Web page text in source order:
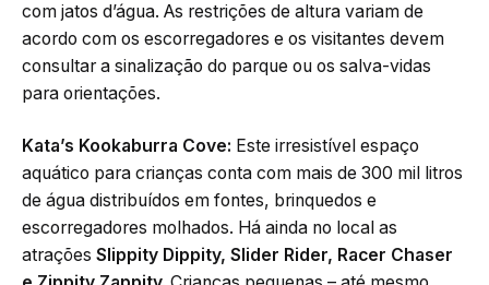
com jatos d’água. As restrições de altura variam de
acordo com os escorregadores e os visitantes devem
consultar a sinalização do parque ou os salva-vidas
para orientações.
Kata’s Kookaburra Cove: Este irresistível espaço
aquático para crianças conta com mais de 300 mil litros
de água distribuídos em fontes, brinquedos e
escorregadores molhados. Há ainda no local as
atrações Slippity Dippity, Slider Rider, Racer Chaser